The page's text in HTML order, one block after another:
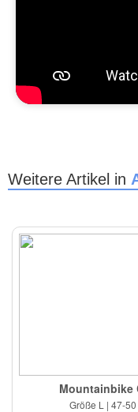
Weitere Artikel in
Mountainbike
Größe L | 47-